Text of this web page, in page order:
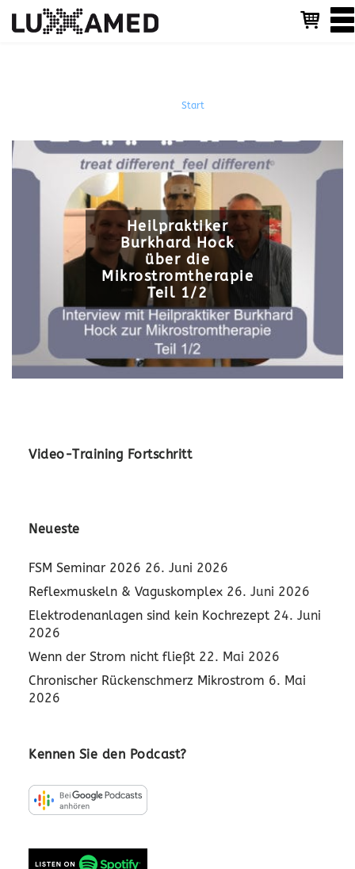
T
o
v
g
Start
Heilpraktiker
Burkhard Hock
über die
Mikrostromtherapie
Teil 1/2
Video-Training Fortschritt
Neueste
FSM Seminar 2026 26. Juni 2026
Reflexmuskeln & Vaguskomplex 26. Juni 2026
Elektrodenanlagen sind kein Kochrezept 24. Juni
2026
Wenn der Strom nicht fließt 22. Mai 2026
Chronischer Rückenschmerz Mikrostrom 6. Mai
2026
Kennen Sie den Podcast?